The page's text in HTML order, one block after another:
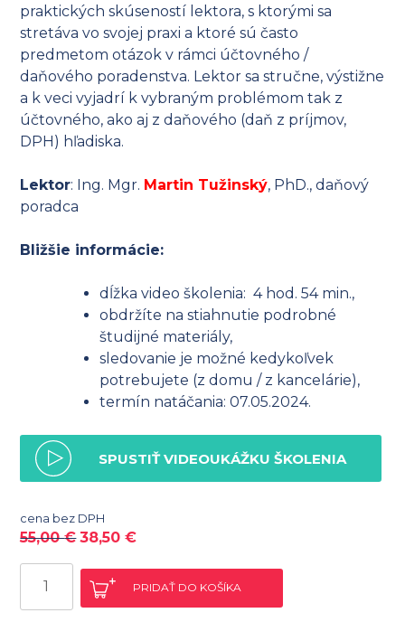
praktických skúseností lektora, s ktorými sa
stretáva vo svojej praxi a ktoré sú často
predmetom otázok v rámci účtovného /
daňového poradenstva. Lektor sa stručne, výstižne
a k veci vyjadrí k vybraným problémom tak z
účtovného, ako aj z daňového (daň z príjmov,
DPH) hľadiska.
Lektor: Ing. Mgr. Martin Tužinský, PhD., daňový
poradca
Bližšie informácie:
dĺžka video školenia: 4 hod. 54 min.,
obdržíte na stiahnutie podrobné
študijné materiály,
sledovanie je možné kedykoľvek
potrebujete (z domu / z kancelárie),
termín natáčania: 07.05.2024.
SPUSTIŤ VIDEOUKÁŽKU ŠKOLENIA
cena bez DPH
55,00€ 38,50€
množstvo
Rady,
PRIDAŤ DO KOŠÍKA